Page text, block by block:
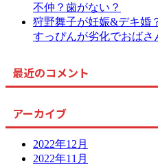
不仲？歯がない？
狩野舞子が妊娠&デキ婚
すっぴんが劣化でおばさ
最近のコメント
アーカイブ
2022年12月
2022年11月